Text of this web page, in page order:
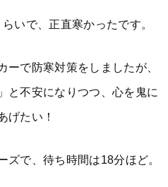
いで、正直寒かったです。
ーで防寒対策をしましたが、
と不安になりつつ、心を鬼に
げたい！
ズで、待ち時間は18分ほど。